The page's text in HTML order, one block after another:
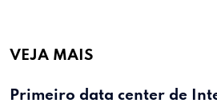
VEJA MAIS
Primeiro data center de